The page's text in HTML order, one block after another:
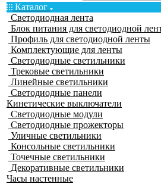
Каталог
Светодиодная лента
Блок питания для светодиодной
Профиль для светодиодной ленты
Комплектующие для ленты
Светодиодные светильники
Трековые светильники
Линейные светильники
Светодиодные панели
Кинетические выключатели
Светодиодные модули
Светодиодные прожекторы
Уличные светильники
Консольные светильники
Точечные светильники
Декоративные светильники
Часы настенные